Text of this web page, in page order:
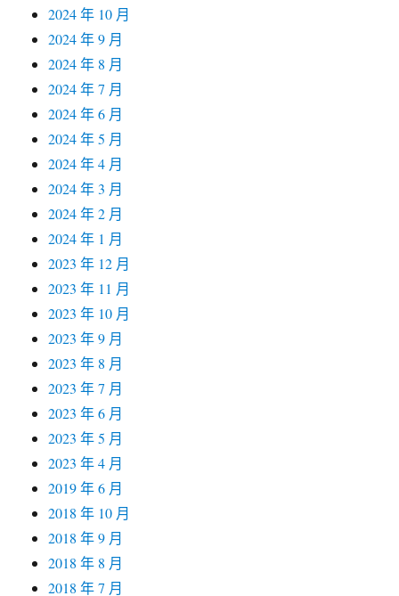
2024 年 10 月
2024 年 9 月
2024 年 8 月
2024 年 7 月
2024 年 6 月
2024 年 5 月
2024 年 4 月
2024 年 3 月
2024 年 2 月
2024 年 1 月
2023 年 12 月
2023 年 11 月
2023 年 10 月
2023 年 9 月
2023 年 8 月
2023 年 7 月
2023 年 6 月
2023 年 5 月
2023 年 4 月
2019 年 6 月
2018 年 10 月
2018 年 9 月
2018 年 8 月
2018 年 7 月